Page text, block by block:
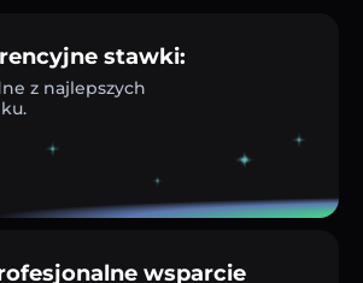
stawki:
z najlepszych
wsparcie